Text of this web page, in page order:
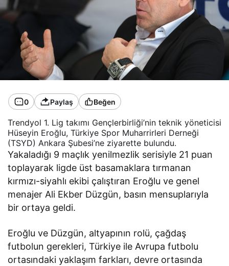
0 Paylaş Beğen
Trendyol 1. Lig takımı Gençlerbirliği’nin teknik yöneticisi
Hüseyin Eroğlu, Türkiye Spor Muharrirleri Derneği
(TSYD) Ankara Şubesi’ne ziyarette bulundu.
Yakaladığı 9 maçlık yenilmezlik serisiyle 21 puan
toplayarak ligde üst basamaklara tırmanan
kırmızı-siyahlı ekibi çalıştıran Eroğlu ve genel
menajer Ali Ekber Düzgün, basın mensuplarıyla
bir ortaya geldi.
Eroğlu ve Düzgün, altyapının rolü, çağdaş
futbolun gerekleri, Türkiye ile Avrupa futbolu
ortasındaki yaklaşım farkları, devre ortasında